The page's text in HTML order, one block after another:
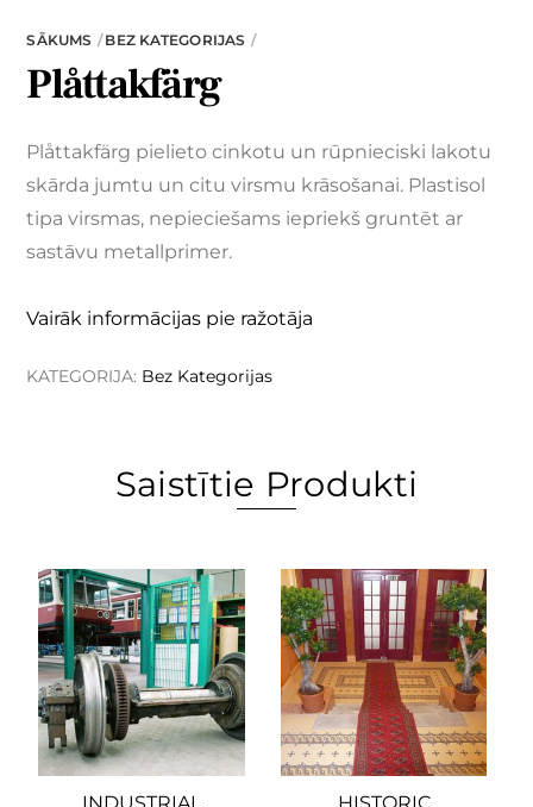
SĀKUMS BEZ KATEGORIJAS
Plåttakfärg
Plåttakfärg pielieto cinkotu un rūpnieciski lakotu
skārda jumtu un citu virsmu krāsošanai. Plastisol
tipa virsmas, nepieciešams iepriekš gruntēt ar
sastāvu metallprimer.
Vairāk informācijas pie ražotāja
KATEGORIJA: Bez Kategorijas
Saistītie Produkti